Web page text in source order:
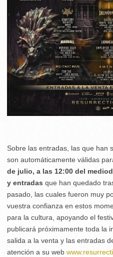
Sobre las entradas, las que han
son automáticamente válidas
de julio, a las 12:00 del
y entradas que han quedado
pasado, las cuales fueron muy
vuestra confianza en estos
para la cultura, apoyando el
publicará próximamente toda la
salida a la venta y las entradas
atención a su web